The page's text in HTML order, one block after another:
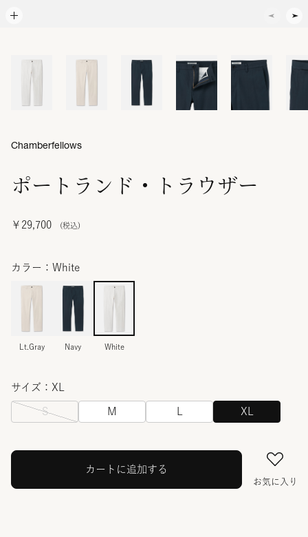
ポートランド・トラウザー
￥29,700
Chamberfellows
カラー：White
Lt.Gray Navy White
サイズ：XL
S M XL
カートに追加する
お気に入り